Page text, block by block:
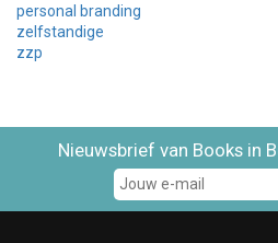
personal branding
zelfstandige
zzp
Nieuwsbrief van Books in